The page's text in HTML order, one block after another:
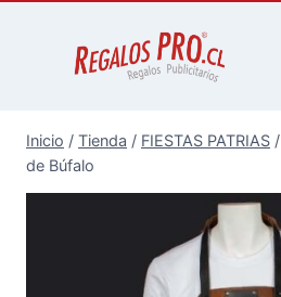
Inicio / Tienda / FIESTAS PATRIAS /
de Búfalo